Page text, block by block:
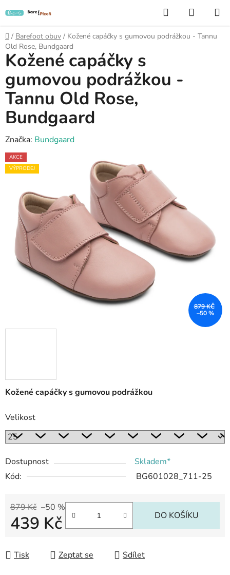
na
obsah
Hledat
KOŠÍK
Domů
/ Barefoot obuv / Kožené capáčky s gumovou podrážkou - Tannu
Old Rose, Bundgaard
Kožené capáčky s gumovou podrážkou
Velikost
Dostupnost
Skladem*
Kód:
BG601028_711-25
879 Kč –50 %
439 Kč DO KOŠÍKU
Tisk Zeptat se Sdílet
Kožené capáčky s
gumovou podrážkou -
Tannu Old Rose,
Bundgaard
Značka: Bundgaard
AKCE
VÝPRODEJ
879 KČ
–50 %